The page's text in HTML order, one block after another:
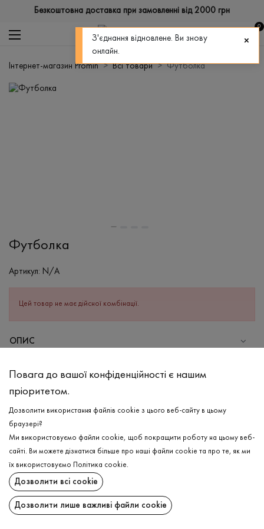
Безкоштовна доставка при замовленні від 2000 грн
0
Інтернет-магазин Promin Всі товари Футболка
Футболка
Артикул: N/A
Цей товар не має дійсної комбінації.
ОПИС
кольорі капучіно. Виріб має ефект необробленого краю по
манжеті, подовжених рукавах зі спущеною лінією плеча та
круглій горловині, що додає ще більш оригінальності. Футболка
вільного крою, тож не сковує Ваших рухів, надаючи відчуття
комфорту. Бавовняний склад доповнений невеликим
додаванням еластану, що робить виріб ще більше ніжним на
СКЛАД
Бавовна - 95%, Еластан - 5%
ДОСТАВКА
ПОВЕРНЕННЯ
Повага до вашої конфіденційності є нашим
пріоритетом.
Дозволити використання файлів cookie з цього веб-сайту в цьому
браузері?
Ми використовуємо файли cookie, щоб покращити роботу на цьому веб-
сайті. Ви можете дізнатися більше про наші файли cookie та про те, як ми
їх використовуємо
Політика cookie.
Дозволити всі cookie
Дозволити лише важливі файли cookie
З'єднання відновлене. Ви знову
онлайн.